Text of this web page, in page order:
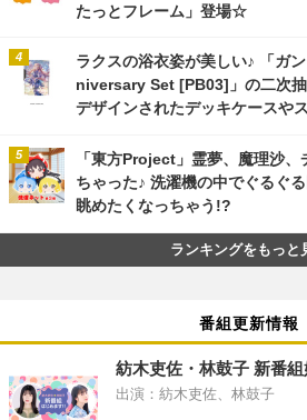
たっとフレーム」登場☆
ラクスの浴衣姿が美しい♪ 「ガ
niversary Set [PB03]」の二次
デザインされたデッキケースや
「東方Project」霊夢、魔理沙
ちゃった♪ 洗濯機の中でぐるぐ
眺めたくなっちゃう!?
ランキングをもっと
番組更新情報
紡木吏佐・林鼓子 新番
出演：紡木吏佐、林鼓子